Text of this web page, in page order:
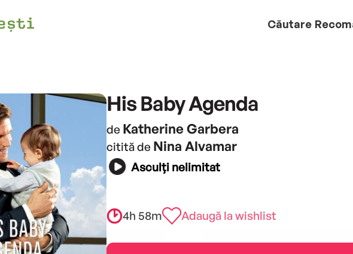
Căutare
His Baby Agenda
de Katherine Garbera
citită de Nina Alvamar
Asculți nelimitat
4h 58m Adaugă la wishlist